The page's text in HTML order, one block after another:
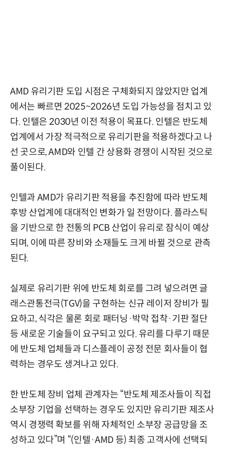
AMD 유리기판 도입 시점은 구체화되지 않았지만 업계
에서는 빠르면 2025~2026년 도입 가능성을 점치고 있
다. 인텔은 2030년 이전 적용이 목표다. 인텔은 반도체
업계에서 가장 적극적으로 유리기판을 적용하겠다고 나
선 곳으로, AMD와 인텔 간 상용화 경쟁이 시작된 것으로
풀이된다.
인텔과 AMD가 유리기판 적용을 추진함에 따라 반도체
후방 산업계에 대대적인 변화가 일 전망이다. 플라스틱
을 기반으로 한 전통의 PCB 산업이 유리로 잠식이 예상
되며, 이에 따른 장비와 소재들도 크게 바뀔 것으로 관측
된다.
실제로 유리기판 위에 반도체 회로를 그려 넣으려면 글
래스관통전극(TGV)을 구현하는 신규 레이저 장비가 필
요하고, 식각은 물론 회로 패터닝·박막 접착·기판 절단
등 새로운 기술들이 요구되고 있다. 유리를 다루기 때문
에 반도체 업체들과 디스플레이 공정 전문 회사들이 협
력하는 경우도 생겨나고 있다.
한 반도체 장비 업체 관계자는 “반도체 제조사들이 직접
소부장 기업을 선택하는 경우도 있지만 유리기판 제조사
역시 경쟁력 확보를 위해 자체적인 소부장 공급망을 조
성하고 있다”며 “(인텔·AMD 등) 최종 고객사에 선택되